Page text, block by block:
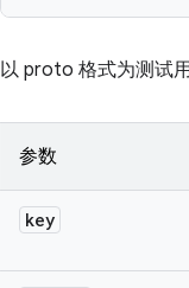
以 proto 格式为测试
参数
key